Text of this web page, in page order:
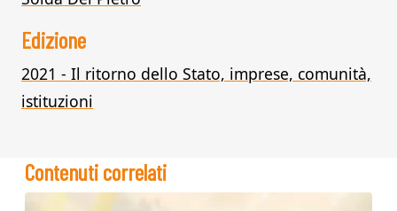
Edizione
2021 - Il ritorno dello Stato, imprese, comunità,
istituzioni
Contenuti correlati